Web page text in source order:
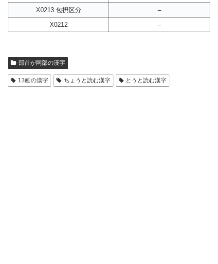
X0213 包摂区分
–
X0212
–
部首が网部の漢字
13画の漢字 ちょうと読む漢字 とうと読む漢字